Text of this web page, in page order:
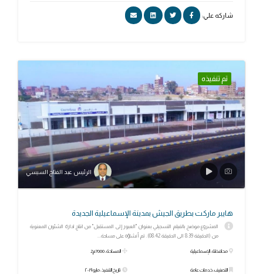
شاركه علي:
تم تنفيذه
الرئيس عبد الفتاح السيسي
هايبر ماركت بطريق الجيش بمدينة الإسماعيلية الجديدة
المشروع موضح بالفيلم التسجيلي بعنوان "العبور إلى المستقبل" من انتاج ادارة الشئون المعنوية
من (الدقيقة 8:39 الى الدقيقة 08:42). تم أنشاؤه على مساحة...
محافظة: الإسماعيلية
التصنيف: خدمات عامة
المساحة: 7000م2
تاريخ التنفيذ: مايو ٢٠١٩